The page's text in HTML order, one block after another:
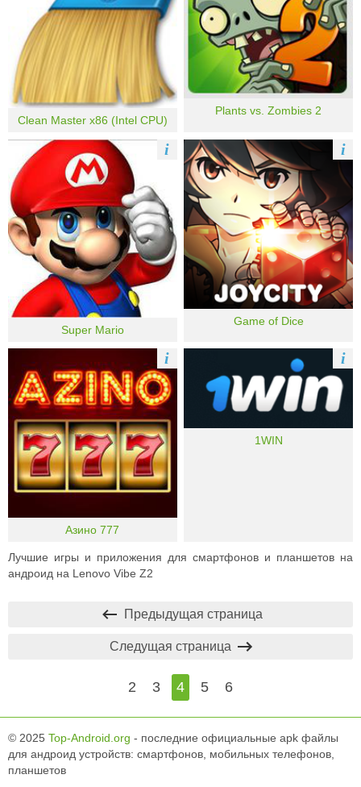
Clean Master x86 (Intel CPU)
Plants vs. Zombies 2
Super Mario
i
Game of Dice
i
Азино 777
i
1WIN
i
Лучшие игры и приложения для смартфонов и планшетов на
андроид на Lenovo Vibe Z2
Предыдущая страница
2 3 4 5 6
Следущая страница
© 2025 Top-Android.org - последние официальные apk файлы
для андроид устройств: смартфонов, мобильных телефонов,
планшетов